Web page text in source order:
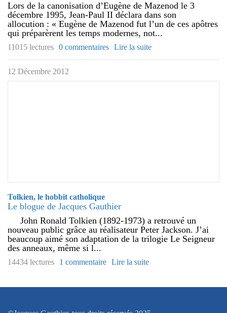
Lors de la canonisation d’Eugène de Mazenod le 3
décembre 1995, Jean-Paul II déclara dans son
allocution : « Eugène de Mazenod fut l’un de ces apôtres
qui préparèrent les temps modernes, not...
11015 lectures 0 commentaires Lire la suite
12 Décembre 2012
Tolkien, le hobbit catholique
Le blogue de Jacques Gauthier
John Ronald Tolkien (1892-1973) a retrouvé un
nouveau public grâce au réalisateur Peter Jackson. J’ai
beaucoup aimé son adaptation de la trilogie Le Seigneur
des anneaux, même si l...
14434 lectures 1 commentaire Lire la suite